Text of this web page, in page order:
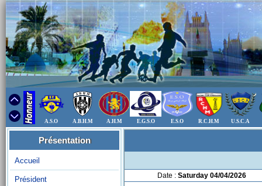
A.S.O A.B.H.M A.H.M E.G.S.O E.S.O R.C.H.M U.S.C.A
Présentation
Accueil
Président Date : Saturday 04/04/2026